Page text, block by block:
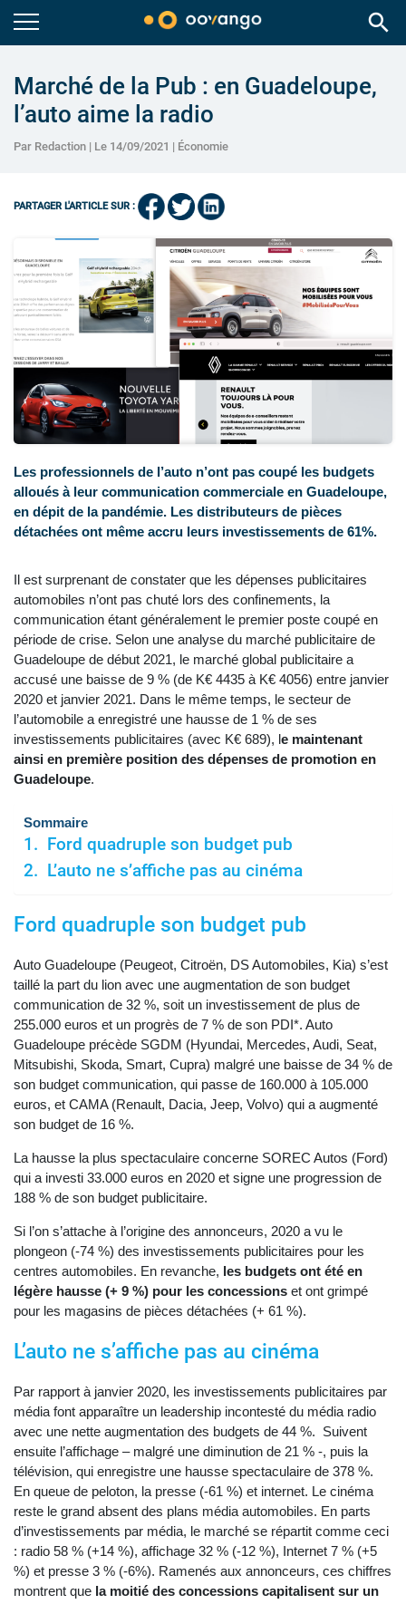
search
Marché de la Pub : en Guadeloupe,
l’auto aime la radio
Par Redaction | Le 14/09/2021 | Économie
PARTAGER L'ARTICLE SUR :
Les professionnels de l’auto n’ont pas coupé les budgets
alloués à leur communication commerciale en Guadeloupe,
en dépit de la pandémie. Les distributeurs de pièces
détachées ont même accru leurs investissements de 61%.
Il est surprenant de constater que les dépenses publicitaires
automobiles n’ont pas chuté lors des confinements, la
communication étant généralement le premier poste coupé en
période de crise. Selon une analyse du marché publicitaire de
Guadeloupe de début 2021, le marché global publicitaire a
accusé une baisse de 9 % (de K€ 4435 à K€ 4056) entre janvier
2020 et janvier 2021. Dans le même temps, le secteur de
l’automobile a enregistré une hausse de 1 % de ses
investissements publicitaires (avec K€ 689), le maintenant
ainsi en première position des dépenses de promotion en
Guadeloupe.
Sommaire
Ford quadruple son budget pub
L’auto ne s’affiche pas au cinéma
Ford quadruple son budget pub
Auto Guadeloupe (Peugeot, Citroën, DS Automobiles, Kia) s’est
taillé la part du lion avec une augmentation de son budget
communication de 32 %, soit un investissement de plus de
255.000 euros et un progrès de 7 % de son PDI*. Auto
Guadeloupe précède SGDM (Hyundai, Mercedes, Audi, Seat,
Mitsubishi, Skoda, Smart, Cupra) malgré une baisse de 34 % de
son budget communication, qui passe de 160.000 à 105.000
euros, et CAMA (Renault, Dacia, Jeep, Volvo) qui a augmenté
son budget de 16 %.
La hausse la plus spectaculaire concerne SOREC Autos (Ford)
qui a investi 33.000 euros en 2020 et signe une progression de
188 % de son budget publicitaire.
Si l’on s’attache à l’origine des annonceurs, 2020 a vu le
plongeon (-74 %) des investissements publicitaires pour les
centres automobiles. En revanche, les budgets ont été en
légère hausse (+ 9 %) pour les concessions et ont grimpé
pour les magasins de pièces détachées (+ 61 %).
L’auto ne s’affiche pas au cinéma
Par rapport à janvier 2020, les investissements publicitaires par
média font apparaître un leadership incontesté du média radio
avec une nette augmentation des budgets de 44 %. Suivent
ensuite l’affichage – malgré une diminution de 21 % -, puis la
télévision, qui enregistre une hausse spectaculaire de 378 %.
En queue de peloton, la presse (-61 %) et internet. Le cinéma
reste le grand absent des plans média automobiles. En parts
d’investissements par média, le marché se répartit comme ceci
: radio 58 % (+14 %), affichage 32 % (-12 %), Internet 7 % (+5
%) et presse 3 % (-6%). Ramenés aux annonceurs, ces chiffres
montrent que la moitié des concessions capitalisent sur un